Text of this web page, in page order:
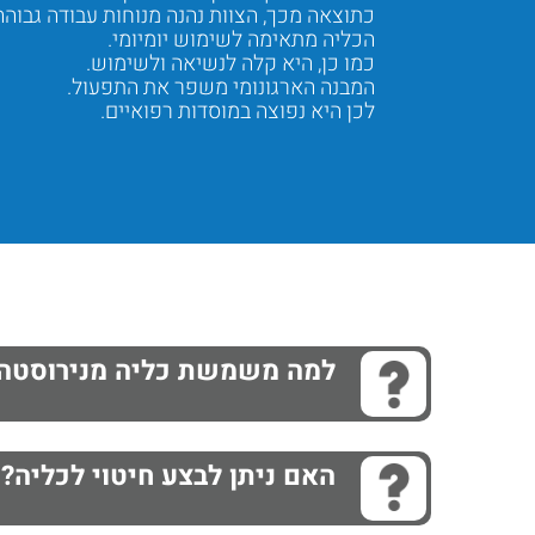
כתוצאה מכך, הצוות נהנה מנוחות עבודה
הכליה מתאימה לשימוש יומיומי.
כמו כן, היא קלה לנשיאה ולשימוש.
המבנה הארגונומי משפר את התפעול.
לכן היא נפוצה במוסדות רפואיים.
למה משמשת כליה
האם ניתן לבצע חיטוי לכליה?